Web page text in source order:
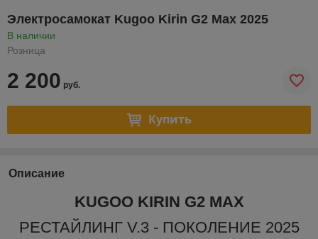
Электросамокат Kugoo Kirin G2 Max 2025
В наличии
Розница
2 200 руб.
Купить
Описание
KUGOO KIRIN G2 MAX
РЕСТАЙЛИНГ V.3 - ПОКОЛЕНИЕ 2025